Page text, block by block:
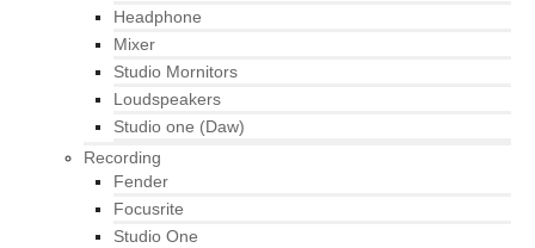
Headphone
Mixer
Studio Mornitors
Loudspeakers
Studio one (Daw)
Recording
Fender
Focusrite
Studio One